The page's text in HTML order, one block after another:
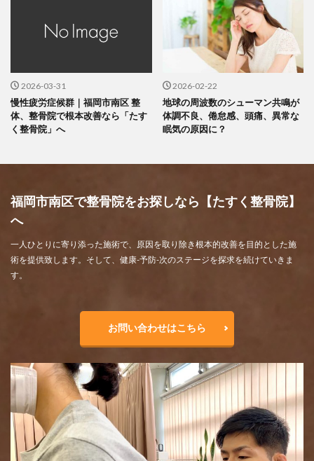
2026-03-31
慢性疲労症候群｜福岡市南区 整
体、整骨院で根本改善なら「たす
く整骨院」へ
2026-02-22
地球の周波数のシューマン共鳴が
体調不良、倦怠感、頭痛、異常な
眠気の原因に？
福岡市南区で整骨院をお探しなら【たすく整骨院】
へ
一人ひとりに寄り添った施術で、原因を取り除き根本的改善を目的とした施
術を提供致します。そして、健康-予防-次のステージを探求を続けていきま
す。
お問い合わせはこちら